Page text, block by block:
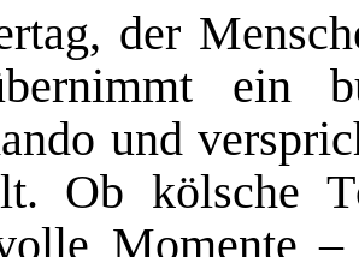
der
ein
und
Ob kölsche
Momente